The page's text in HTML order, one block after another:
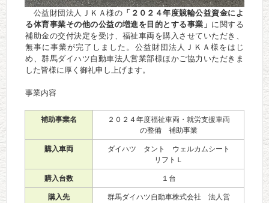
公益財団法人ＪＫＡ様の 「２０２４年度競輪公益資金によ
る体育事業その他の公益の増進を目的とする事業」 に関する
補助金の交付決定を受け、福祉車両を購入させていただき、
無事に事業が完了しました。公益財団法人ＪＫＡ様をはじ
め、群馬ダイハツ自動車法人営業部様ほかご協力いただきま
した皆様に厚く御礼申し上げます。
事業内容
補助事業名
２０２４年度福祉車両・就労支援車両
の整備 補助事業
購入車両
ダイハツ タント ウェルカムシート
リフトＬ
購入台数 １台
購入先
群馬ダイハツ自動車株式会社 法人営